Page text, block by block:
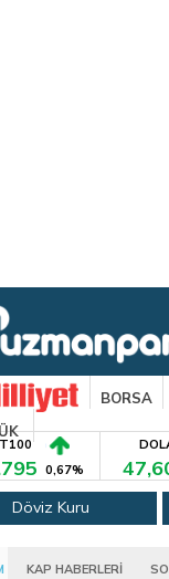
BORSA
0,67%
Döviz Kuru
KAP HABERLERİ